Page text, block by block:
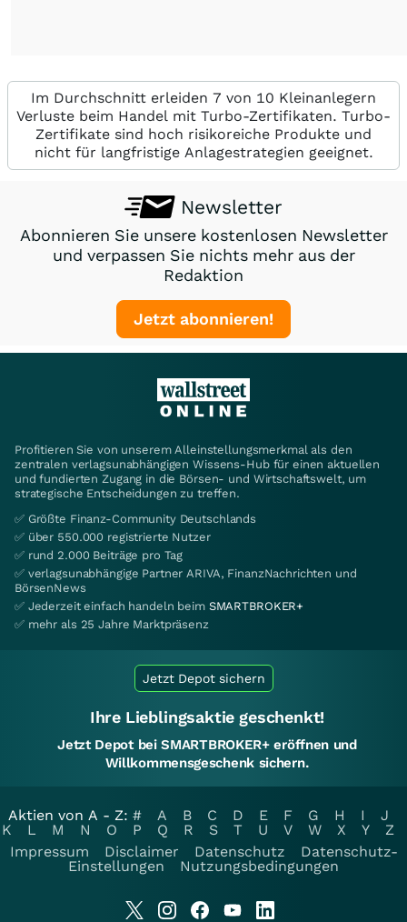
Im Durchschnitt erleiden 7 von 10 Kleinanlegern
Verluste beim Handel mit Turbo-Zertifikaten. Turbo-
Zertifikate sind hoch risikoreiche Produkte und
nicht für langfristige Anlagestrategien geeignet.
Newsletter
Abonnieren Sie unsere kostenlosen Newsletter
und verpassen Sie nichts mehr aus der
Redaktion
Jetzt abonnieren!
Profitieren Sie von unserem Alleinstellungsmerkmal als den
zentralen verlagsunabhängigen Wissens-Hub für einen aktuellen
und fundierten Zugang in die Börsen- und Wirtschaftswelt, um
strategische Entscheidungen zu treffen.
✅ Größte Finanz-Community Deutschlands
✅ über 550.000 registrierte Nutzer
✅ rund 2.000 Beiträge pro Tag
✅ verlagsunabhängige Partner ARIVA, FinanzNachrichten und
BörsenNews
✅ Jederzeit einfach handeln beim SMARTBROKER+
✅ mehr als 25 Jahre Marktpräsenz
Jetzt Depot sichern
Ihre Lieblingsaktie geschenkt!
Jetzt Depot bei SMARTBROKER+ eröffnen und
Willkommensgeschenk sichern.
Aktien von A - Z: # A B C D E F G H I
J
K
L M N O P Q R S T U V W X Y
Z
Impressum
Disclaimer Datenschutz
Datenschutz-
Einstellungen
Nutzungsbedingungen